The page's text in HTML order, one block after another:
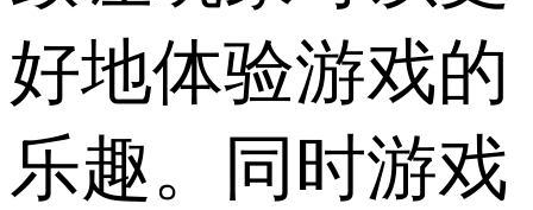
好地体验游戏的
乐趣。同时游戏